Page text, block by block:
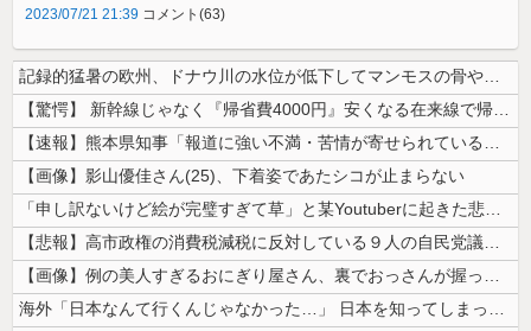
2023/07/21 21:39 コメント(63)
記録的猛暑の欧州、ドナウ川の水位が低下してマンモスの骨や沈没したドイツ...
【驚愕】 新幹線じゃなく『帰省費4000円』安くなる在来線で帰省した結...
【速報】熊本県知事「報道に強い不満・苦情が寄せられている」→TBSの報...
【画像】影山優佳さん(25)、下着姿であたシコが止まらない
「申し訳ないけど絵が完璧すぎて草」と某Youtuberに起きた悲劇に目...
【悲報】高市政権の消費税減税に反対している９人の自民党議員が全て判明！...
【画像】例の美人すぎるおにぎり屋さん、裏でおっさんが握っていたｗｗｗｗ...
海外「日本なんて行くんじゃなかった…」 日本を知ってしまったディズニー...